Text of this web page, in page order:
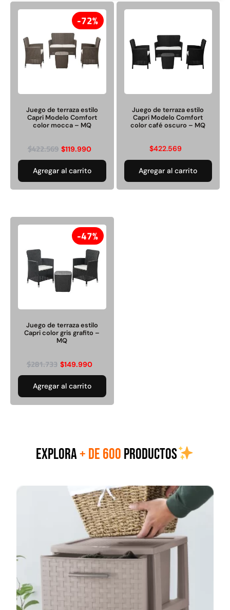
72%
Juego de terraza estilo
Capri Modelo Comfort
color mocca – MQ
$422.569 $119.990
Agregar al carrito
Juego de terraza estilo
Capri Modelo Comfort
color café oscuro – MQ
$422.569
Agregar al carrito
47%
Juego de terraza estilo
Capri color gris grafito –
MQ
$281.733 $149.990
Agregar al carrito
EXPLORA+ DE 600 PRODUCTOS
Rampa Móvil Hidráulica
carga 10ton
$11.790.000
Juego Modular 35
QplayGround
Leer más
Juego Modular 40
QplayGround
$4.859.984
50%
Juego Modular 02
QplayGround
4.507.990
Leer más
Juego Modular 01
QplayGround
$4.415.700